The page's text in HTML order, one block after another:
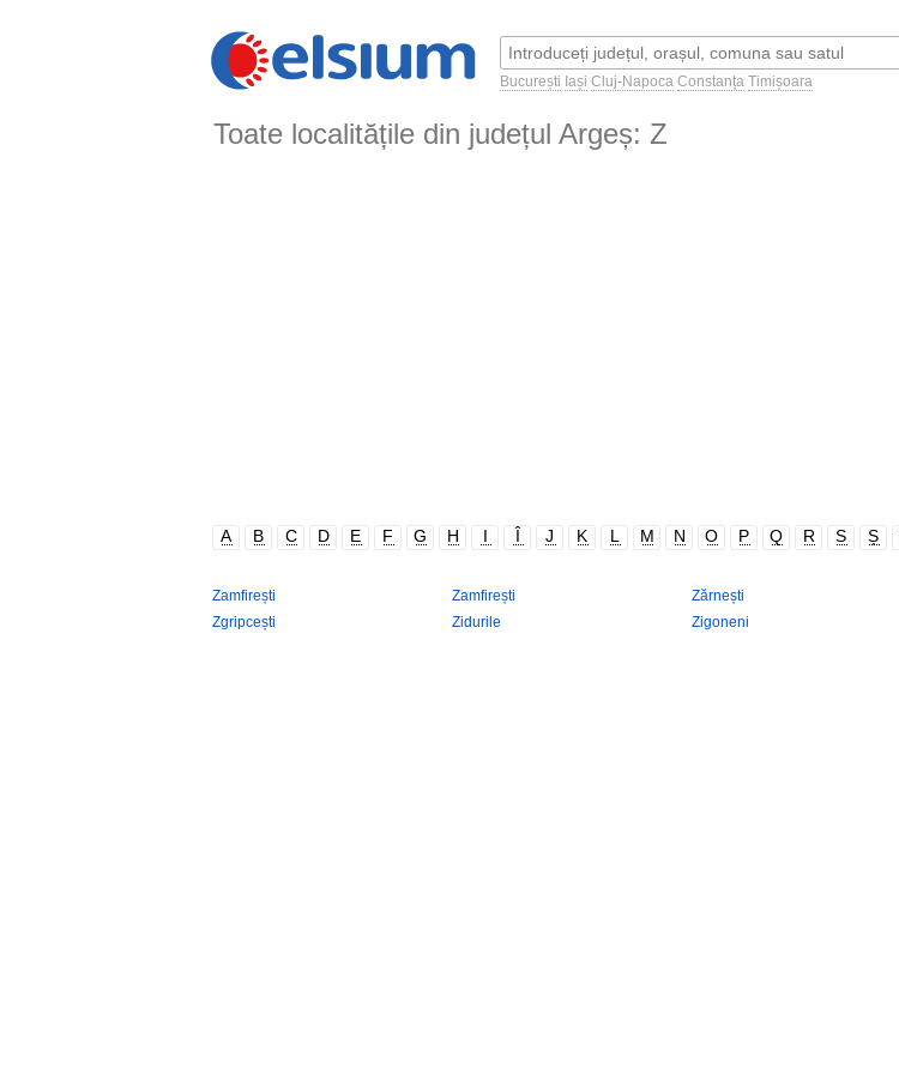
București Iași Cluj-Napoca Constanța Timișoara
Toate localitățile din județul Argeș: Z
A B C D E F G H I Î J K L M N O P Q R S Ș
Zamfirești Zamfirești Zărnești
Zgripcești
Zidurile Zigoneni